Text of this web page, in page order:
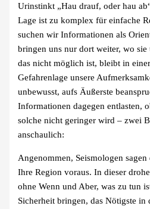
Urinstinkt „Hau drauf, oder hau
Lage ist zu komplex für einfache
suchen wir Informationen als
bringen uns nur dort weiter, wo
das nicht möglich ist, bleibt in
Gefahrenlage unsere
unbewusst, aufs Äußerste
Informationen dagegen entlasten,
solche nicht geringer wird – zwei
anschaulich:
Angenommen, Seismologen
Ihre Region voraus. In dieser
ohne Wenn und Aber, was zu tun
Sicherheit bringen, das Nötigste in